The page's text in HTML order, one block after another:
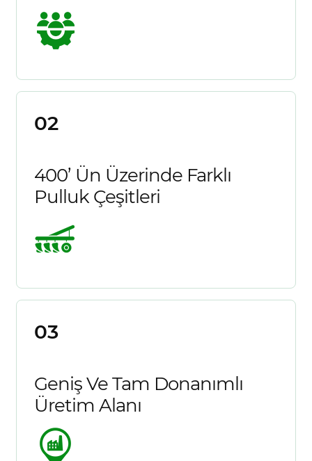
02
400’ Ün Üzerinde Farklı
Pulluk Çeşitleri
03
Geniş Ve Tam Donanımlı
Üretim Alanı